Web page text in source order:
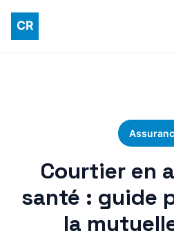
Courtier en
santé : guide
la